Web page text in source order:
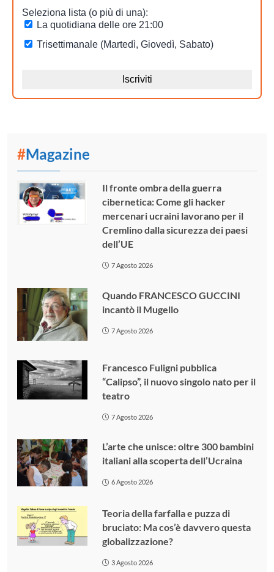
#Magazine
Il fronte ombra della guerra
cibernetica: Come gli hacker
mercenari ucraini lavorano per il
Cremlino dalla sicurezza dei paesi
dell’UE
7 Agosto 2026
Quando FRANCESCO GUCCINI
incantò il Mugello
7 Agosto 2026
Francesco Fuligni pubblica
“Calipso”, il nuovo singolo nato per il
teatro
7 Agosto 2026
L’arte che unisce: oltre 300 bambini
italiani alla scoperta dell’Ucraina
6 Agosto 2026
Teoria della farfalla e puzza di
bruciato: Ma cos’è davvero questa
globalizzazione?
3 Agosto 2026